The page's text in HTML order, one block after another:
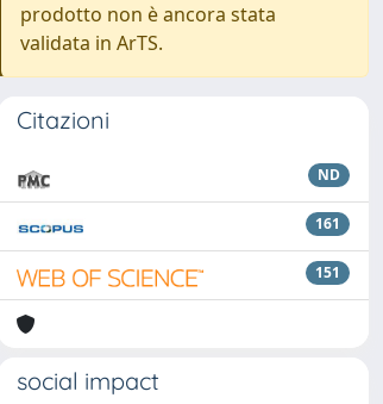
prodotto non è ancora stata
validata in ArTS.
Citazioni
ND
161
151
social impact